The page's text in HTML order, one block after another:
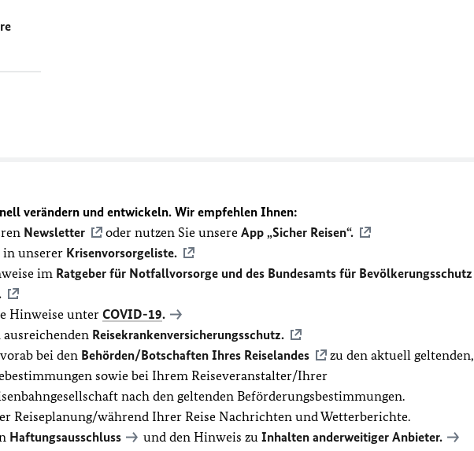
verändern und entwickeln. Wir empfehlen Ihnen:
Newsletter oder nutzen Sie unsere App „Sicher Reisen“.
in unserer Krisenvorsorgeliste.
im Ratgeber für Notfallvorsorge und des Bundesamts für Bevölkerungsschutz
Hinweise unter COVID-19.
Reisekrankenversicherungsschutz.
bei den Behörden/Botschaften Ihres Reiselandes
zu den aktuell geltenden,
sowie bei Ihrem Reiseveranstalter/Ihrer
nach den geltenden Beförderungsbestimmungen.
Reiseplanung/während Ihrer Reise Nachrichten und Wetterberichte.
Haftungsausschluss und den Hinweis zu Inhalten anderweitiger Anbieter.